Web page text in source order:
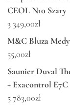
CEOL N10 Szary
3 349,00zł
M&C Bluza
55,00zł
Saunier Duval
+ Exacontrol E7C
5 783,00zł